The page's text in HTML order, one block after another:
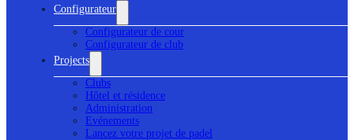
Configurateur
Configurateur de cour
Configurateur de club
Projects
Clubs
Hôtel et résidence
Administration
Evénements
Lancez votre projet de padel